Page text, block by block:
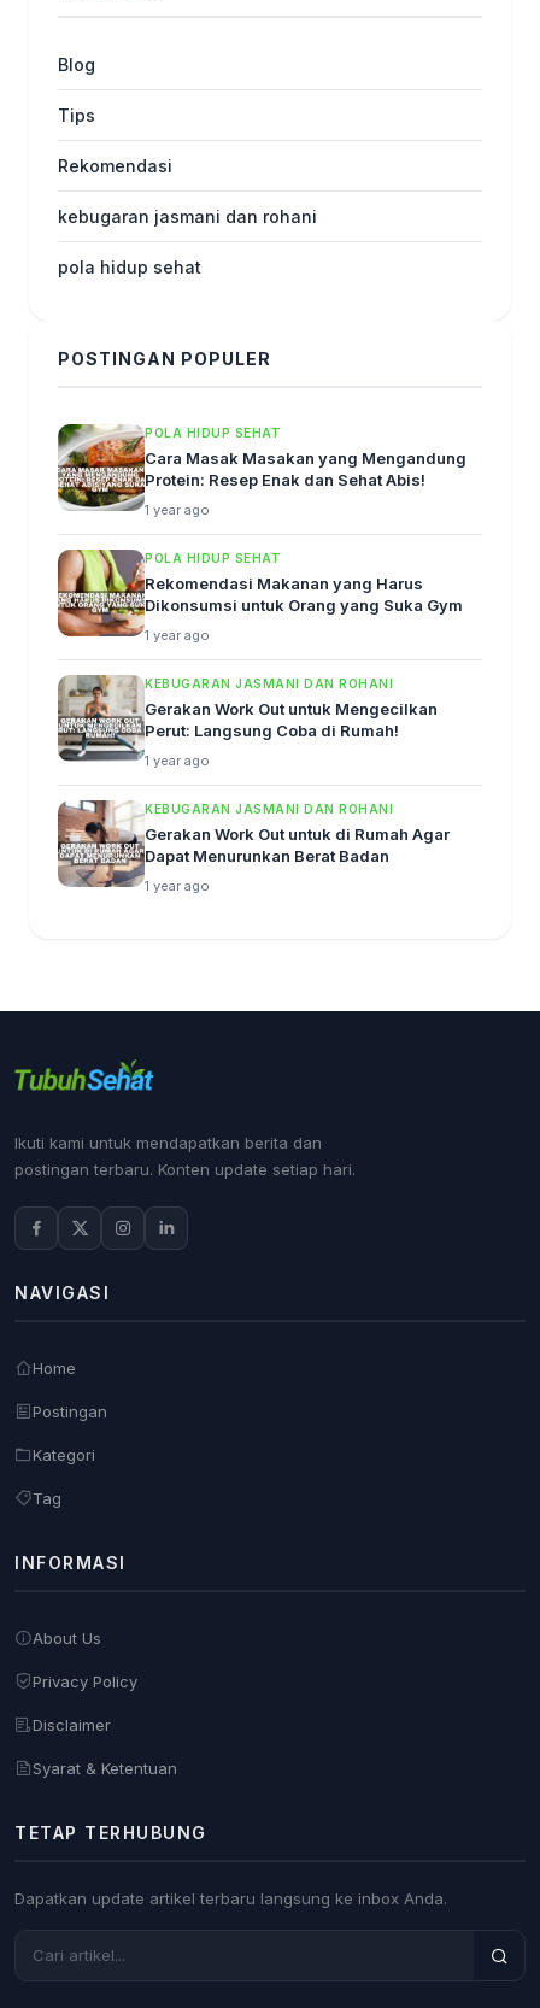
Blog
Tips
Rekomendasi
kebugaran jasmani dan rohani
pola hidup sehat
POSTINGAN POPULER
POLA HIDUP SEHAT
Cara Masak Masakan yang Mengandung
Protein: Resep Enak dan Sehat Abis!
1 year ago
POLA HIDUP SEHAT
Rekomendasi Makanan yang Harus
Dikonsumsi untuk Orang yang Suka Gym
1 year ago
KEBUGARAN JASMANI DAN ROHANI
Gerakan Work Out untuk Mengecilkan
Perut: Langsung Coba di Rumah!
1 year ago
KEBUGARAN JASMANI DAN ROHANI
Gerakan Work Out untuk di Rumah Agar
Dapat Menurunkan Berat Badan
1 year ago
Ikuti kami untuk mendapatkan berita dan
postingan terbaru. Konten update setiap hari.
NAVIGASI
Home
Postingan
Kategori
Tag
INFORMASI
About Us
Privacy Policy
Disclaimer
Syarat & Ketentuan
TETAP TERHUBUNG
Dapatkan update artikel terbaru langsung ke inbox Anda.